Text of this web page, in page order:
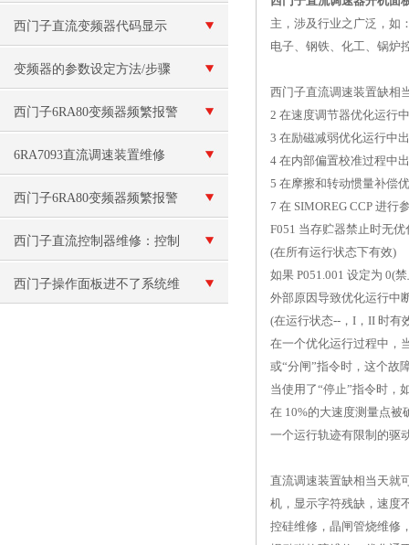
F015维修
西门子直流变频器代码显示
F013故障维修
变频器的参数设定方法/步骤
西门子6RA80变频器频繁报警
F60100
6RA7093直流调速装置维修
西门子6RA80变频器频繁报警
西门子直流控制器维修：控制
信号故障
西门子操作面板进不了系统维
主，涉及行业之广泛，如
电子、钢铁、化工、锅炉
西门子直流调速装置缺相
2 在速度调节器优化运行
3 在励磁减弱优化运行中
4 在内部偏置校准过程中
5 在摩擦和转动惯量补偿
7 在 SIMOREG CCP 进行
F051 当存贮器禁止时无优
(在所有运行状态下有效)
如果 P051.001 设定为 0(
外部原因导致优化运行中
(在运行状态--，I，II 时有
在一个优化运行过程中，
或“分闸”指令时，这个故
当使用了“停止”指令时，
在 10%的大速度测量点被
一个运行轨迹有限制的驱
直流调速装置缺相当天就
机，显示字符残缺，速度
控硅维修，晶闸管烧维修